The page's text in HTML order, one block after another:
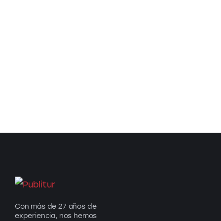
Con más de 27 años de
experiencia, nos hemos